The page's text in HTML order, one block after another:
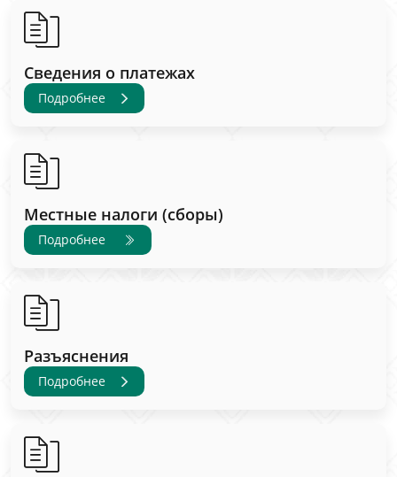
Сведения о платежах
Подробнее
Местные налоги (сборы)
Подробнее
Разъяснения
Подробнее